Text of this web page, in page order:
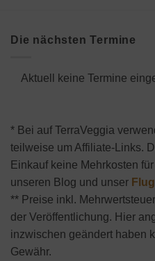
Die nächsten Termine
Aktuell keine Termine
* Bei auf TerraVeggia
teilweise um Affiliate-Links.
Einkauf keine Mehrkosten
unseren Blog und unser
** Preise inkl.
der Veröffentlichung. Hier
inzwischen geändert haben
Gewähr.